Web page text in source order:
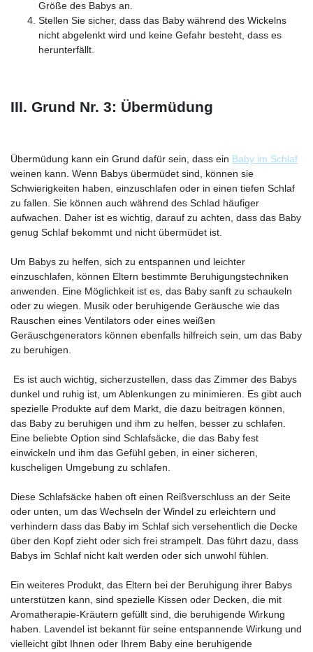
Größe des Babys an.
Stellen Sie sicher, dass das Baby während des Wickelns
nicht abgelenkt wird und keine Gefahr besteht, dass es
herunterfällt.
III. Grund Nr. 3: Übermüdung
Übermüdung kann ein Grund dafür sein, dass ein Baby im Schlaf
weinen kann. Wenn Babys übermüdet sind, können sie
Schwierigkeiten haben, einzuschlafen oder in einen tiefen Schlaf
zu fallen. Sie können auch während des Schlad häufiger
aufwachen. Daher ist es wichtig, darauf zu achten, dass das Baby
genug Schlaf bekommt und nicht übermüdet ist.
Um Babys zu helfen, sich zu entspannen und leichter
einzuschlafen, können Eltern bestimmte Beruhigungstechniken
anwenden. Eine Möglichkeit ist es, das Baby sanft zu schaukeln
oder zu wiegen. Musik oder beruhigende Geräusche wie das
Rauschen eines Ventilators oder eines weißen
Geräuschgenerators können ebenfalls hilfreich sein, um das Baby
zu beruhigen.
Es ist auch wichtig, sicherzustellen, dass das Zimmer des Babys
dunkel und ruhig ist, um Ablenkungen zu minimieren. Es gibt auch
spezielle Produkte auf dem Markt, die dazu beitragen können,
das Baby zu beruhigen und ihm zu helfen, besser zu schlafen.
Eine beliebte Option sind Schlafsäcke, die das Baby fest
einwickeln und ihm das Gefühl geben, in einer sicheren,
kuscheligen Umgebung zu schlafen.
Diese Schlafsäcke haben oft einen Reißverschluss an der Seite
oder unten, um das Wechseln der Windel zu erleichtern und
verhindern dass das Baby im Schlaf sich versehentlich die Decke
über den Kopf zieht oder sich frei strampelt. Das führt dazu, dass
Babys im Schlaf nicht kalt werden oder sich unwohl fühlen.
Ein weiteres Produkt, das Eltern bei der Beruhigung ihrer Babys
unterstützen kann, sind spezielle Kissen oder Decken, die mit
Aromatherapie-Kräutern gefüllt sind, die beruhigende Wirkung
haben. Lavendel ist bekannt für seine entspannende Wirkung und
vielleicht gibt Ihnen oder Ihrem Baby eine beruhigende